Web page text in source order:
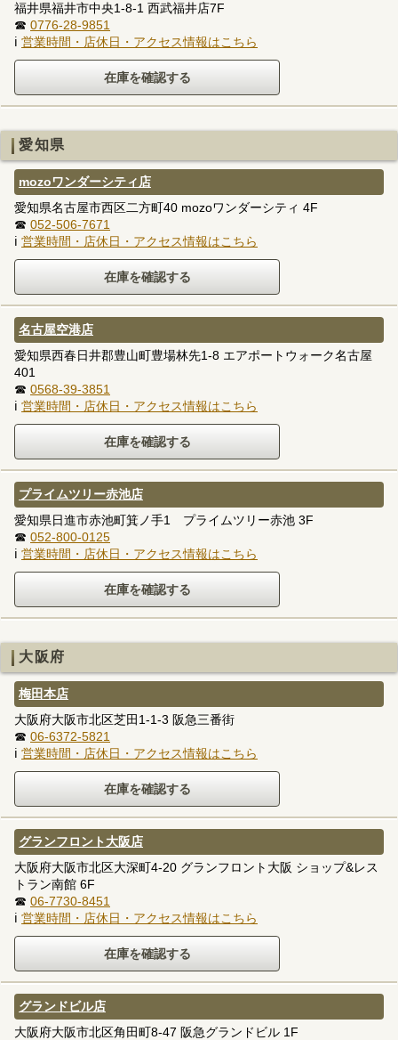
福井県福井市中央1-8-1 西武福井店7F
☎ 0776-28-9851
ℹ 営業時間・店休日・アクセス情報はこちら
愛知県
mozoワンダーシティ店
愛知県名古屋市西区二方町40 mozoワンダーシティ 4F
☎ 052-506-7671
ℹ 営業時間・店休日・アクセス情報はこちら
名古屋空港店
愛知県西春日井郡豊山町豊場林先1-8 エアポートウォーク名古屋
401
☎ 0568-39-3851
ℹ 営業時間・店休日・アクセス情報はこちら
プライムツリー赤池店
愛知県日進市赤池町箕ノ手1 プライムツリー赤池 3F
☎ 052-800-0125
ℹ 営業時間・店休日・アクセス情報はこちら
大阪府
梅田本店
大阪府大阪市北区芝田1-1-3 阪急三番街
☎ 06-6372-5821
ℹ 営業時間・店休日・アクセス情報はこちら
グランフロント大阪店
大阪府大阪市北区大深町4-20 グランフロント大阪 ショップ&レス
トラン南館 6F
☎ 06-7730-8451
ℹ 営業時間・店休日・アクセス情報はこちら
グランドビル店
大阪府大阪市北区角田町8-47 阪急グランドビル 1F